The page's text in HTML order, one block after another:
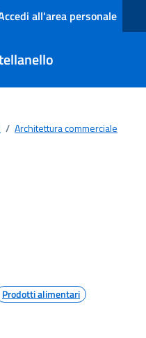
all'area personale
/ Architettura commerciale
Prodotti alimentari